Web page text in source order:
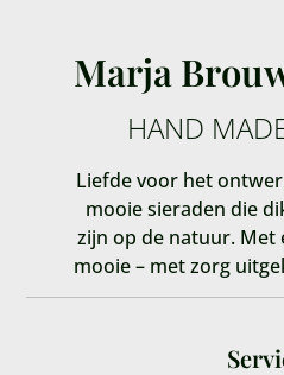
Marja
HAND
Liefde voor het
mooie sieraden die
zijn op de natuur. Met
mooie – met zorg